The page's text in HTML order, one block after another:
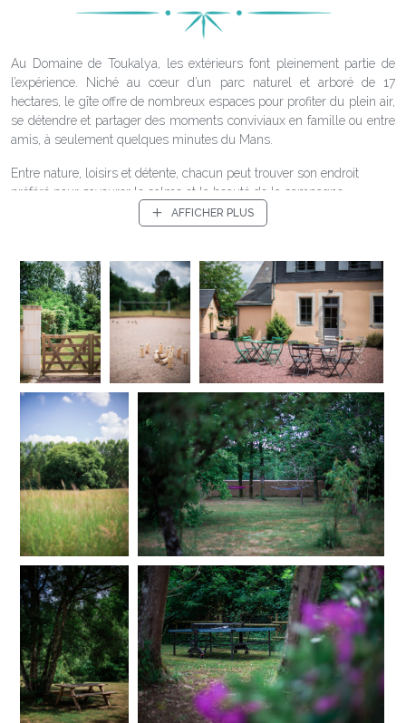
Au Domaine de Toukalya, les extérieurs font pleinement partie de
l’expérience. Niché au cœur d’un parc naturel et arboré de 17
hectares, le gîte offre de nombreux espaces pour profiter du plein air,
se détendre et partager des moments conviviaux en famille ou entre
amis, à seulement quelques minutes du Mans.
Entre nature, loisirs et détente, chacun peut trouver son endroit
préféré pour savourer le calme et la beauté de la campagne
Lorsque les beaux jours arrivent, la piscine du domaine devient un
lieu privilégié pour se relaxer et profiter du soleil. Après une balade
ou une journée de découverte dans la région, rien de tel qu’un
moment de détente au bord de l’eau dans un cadre paisible et
verdoyant.
Des espaces de jeux et de convivialité
Les extérieurs du gîte ont été pensés pour favoriser les moments de
partage et les activités en plein air.
Les visiteurs peuvent profiter :
d’un terrain de pétanque, incontournable pour les parties conviviales
entre amis
d’un terrain de volley-ball pour des moments sportifs et dynamiques
d'une table de ping-pong
de grands espaces ouverts dans le parc pour se retrouver ou
simplement profiter de la nature.
Un parc arboré propice à la détente
Le parc du domaine, avec ses grands arbres et ses espaces
AFFICHER PLUS